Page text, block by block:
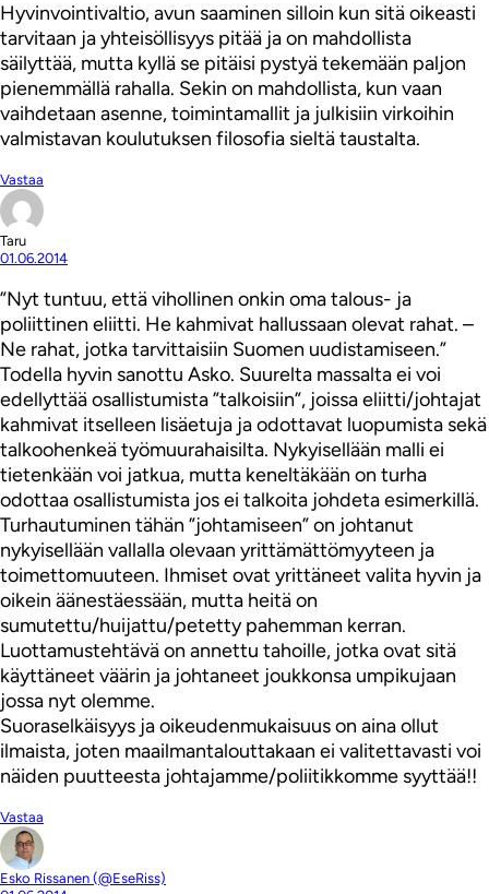
Hyvinvointivaltio, avun saaminen silloin kun sitä oikeasti
tarvitaan ja yhteisöllisyys pitää ja on mahdollista
säilyttää, mutta kyllä se pitäisi pystyä tekemään paljon
pienemmällä rahalla. Sekin on mahdollista, kun vaan
vaihdetaan asenne, toimintamallit ja julkisiin virkoihin
valmistavan koulutuksen filosofia sieltä taustalta.
Vastaa
Taru
01.06.2014
”Nyt tuntuu, että vihollinen onkin oma talous- ja
poliittinen eliitti. He kahmivat hallussaan olevat rahat. –
Ne rahat, jotka tarvittaisiin Suomen uudistamiseen.”
Todella hyvin sanottu Asko. Suurelta massalta ei voi
edellyttää osallistumista ”talkoisiin”, joissa eliitti/johtajat
kahmivat itselleen lisäetuja ja odottavat luopumista sekä
talkoohenkeä työmuurahaisilta. Nykyisellään malli ei
tietenkään voi jatkua, mutta keneltäkään on turha
odottaa osallistumista jos ei talkoita johdeta esimerkillä.
Turhautuminen tähän ”johtamiseen” on johtanut
nykyisellään vallalla olevaan yrittämättömyyteen ja
toimettomuuteen. Ihmiset ovat yrittäneet valita hyvin ja
oikein äänestäessään, mutta heitä on
sumutettu/huijattu/petetty pahemman kerran.
Luottamustehtävä on annettu tahoille, jotka ovat sitä
käyttäneet väärin ja johtaneet joukkonsa umpikujaan
jossa nyt olemme.
Suoraselkäisyys ja oikeudenmukaisuus on aina ollut
ilmaista, joten maailmantalouttakaan ei valitettavasti voi
näiden puutteesta johtajamme/poliitikkomme syyttää!!
Vastaa
Esko Rissanen (@EseRiss)